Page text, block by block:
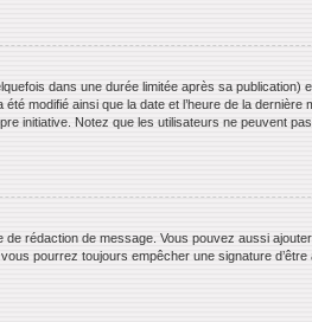
dans une durée limitée après sa publication)
modifié ainsi que la date et l’heure de la
initiative. Notez que les utilisateurs ne peuvent
de rédaction de message. Vous pouvez aussi
pourrez toujours empêcher une signature